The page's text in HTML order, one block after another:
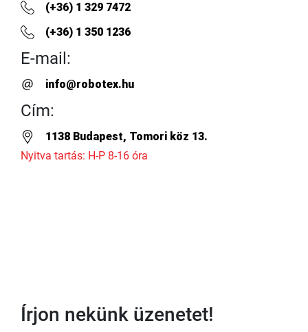
(+36) 1 329 7472
(+36) 1 350 1236
E-mail:
info@robotex.hu
Cím:
1138 Budapest, Tomori köz 13.
Nyitva tartás: H-P 8-16 óra
Írjon nekünk üzenetet!